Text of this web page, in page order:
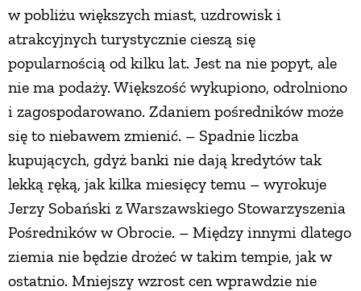
w pobliżu większych miast, uzdrowisk i
atrakcyjnych turystycznie cieszą się
popularnością od kilku lat. Jest na nie popyt, ale
nie ma podaży. Większość wykupiono, odrolniono
i zagospodarowano. Zdaniem pośredników może
się to niebawem zmienić. – Spadnie liczba
kupujących, gdyż banki nie dają kredytów tak
lekką ręką, jak kilka miesięcy temu – wyrokuje
Jerzy Sobański z Warszawskiego Stowarzyszenia
Pośredników w Obrocie. – Między innymi dlatego
ziemia nie będzie drożeć w takim tempie, jak w
ostatnio. Mniejszy wzrost cen wprawdzie nie